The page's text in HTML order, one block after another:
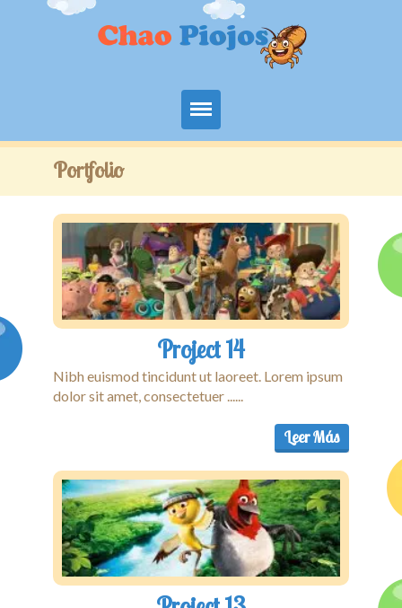
Limpieza de Piojos a Domicilio en
Bogotá
Servicios
Angenda Aquí
Quiénes Somos
Portfolio
Project 14
Nibh euismod tincidunt ut laoreet. Lorem ipsum
dolor sit amet, consectetuer ......
Leer Más